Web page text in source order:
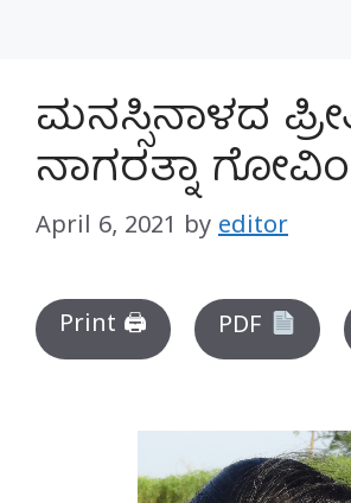
ಮನಸ್ಸಿನಾಳದ
ನಾಗರತ್ನಾ
April 6, 2021 by editor
Print 🖨 PDF